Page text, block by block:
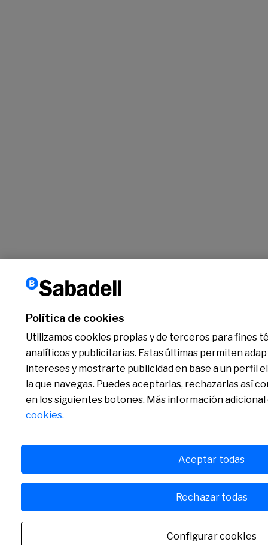
Política de cookies
Utilizamos cookies propias y de terceros para fines
analíticos y publicitarias. Estas últimas permiten
intereses y mostrarte publicidad en base a un perfil
la que navegas. Puedes aceptarlas, rechazarlas así
en los siguientes botones. Más información
cookies.
Configurar cookies
Rechazar todas
Aceptar todas